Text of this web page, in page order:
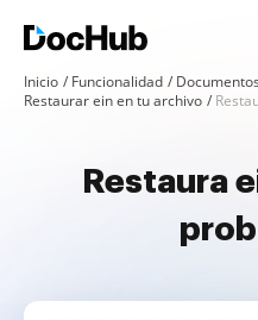
Inicio Funcionalidad
Restaurar ein en tu archivo
Restaura